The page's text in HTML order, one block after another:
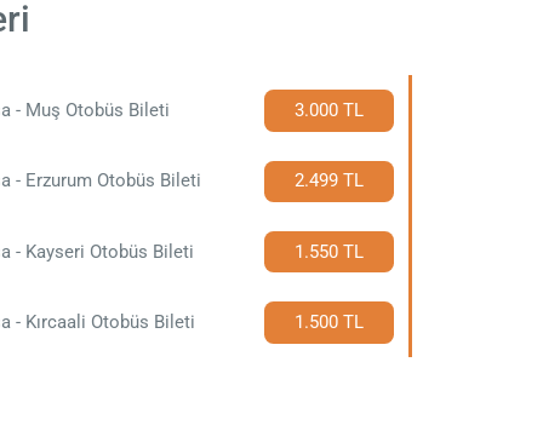
- Muş Otobüs Bileti 3.000 TL
- Erzurum Otobüs Bileti 2.499 TL
- Kayseri Otobüs Bileti 1.550 TL
- Kırcaali Otobüs Bileti 1.500 TL